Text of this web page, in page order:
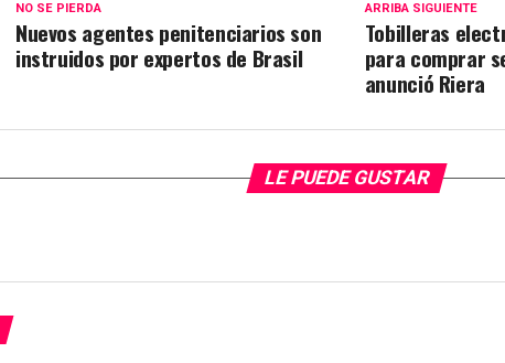
ARRIBA SIGUIENTE
Tobilleras
para comprar
anunció Riera
NO SE PIERDA
Nuevos agentes penitenciarios son
instruidos por expertos de Brasil
LE PUEDE GUSTAR